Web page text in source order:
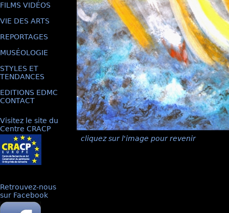
FILMS VIDÉOS
VIE DES ARTS
REPORTAGES
MUSÉOLOGIE
STYLES ET
TENDANCES
EDITIONS EDMC
CONTACT
Visitez le site du
Centre CRACP
Retrouvez-nous
sur Facebook
cliquez sur l'image pour revenir